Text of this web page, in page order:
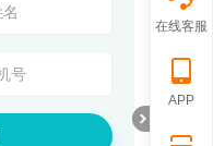
在线客服
APP